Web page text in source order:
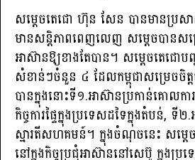
សម្ដេចតេជោ ហ៊ុន សែន បានមានប្រស
មានសន្តិភាពពេញលេញ សម្ដេចបានសម្
អាស៊ានឱ្យខាងតែបាន។ សម្ដេចតេជោបញ្
សំខាន់ៗចំនួន ៤ ដែលកម្ពុជាសម្រេចចិត្
បានក្នុងនោះទី១.អាស៊ានប្រកាន់គោល
កិច្ចការផ្ទៃក្នុងប្រទេសដទៃក្នុងតំបន់,
ស្មារតីសហគមន៍។ ក្នុងចំណុចនេះ សម្ដេច
នៅក្នុងកិច្ចប្រជុំអាស៊ាននៅសេប៊ូ ក្នុងប្